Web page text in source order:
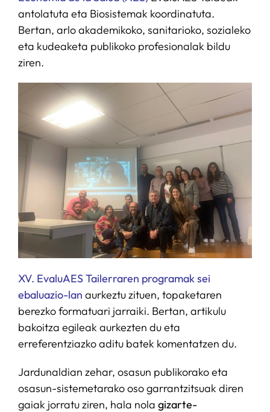
antolatuta eta Biosistemak koordinatuta.
Bertan, arlo akademikoko, sanitarioko, sozialeko
eta kudeaketa publikoko profesionalak bildu
ziren.
XV. EvaluAES Tailerraren programaksei
ebaluazio-lan aurkeztu zituen, topaketaren
berezko formatuari jarraiki. Bertan, artikulu
bakoitza egileak aurkezten du eta
erreferentziazko aditu batek komentatzen du.
Jardunaldian zehar, osasun publikorako eta
osasun-sistemetarako oso garrantzitsuak diren
gaiak jorratu ziren, hala nola gizarte-